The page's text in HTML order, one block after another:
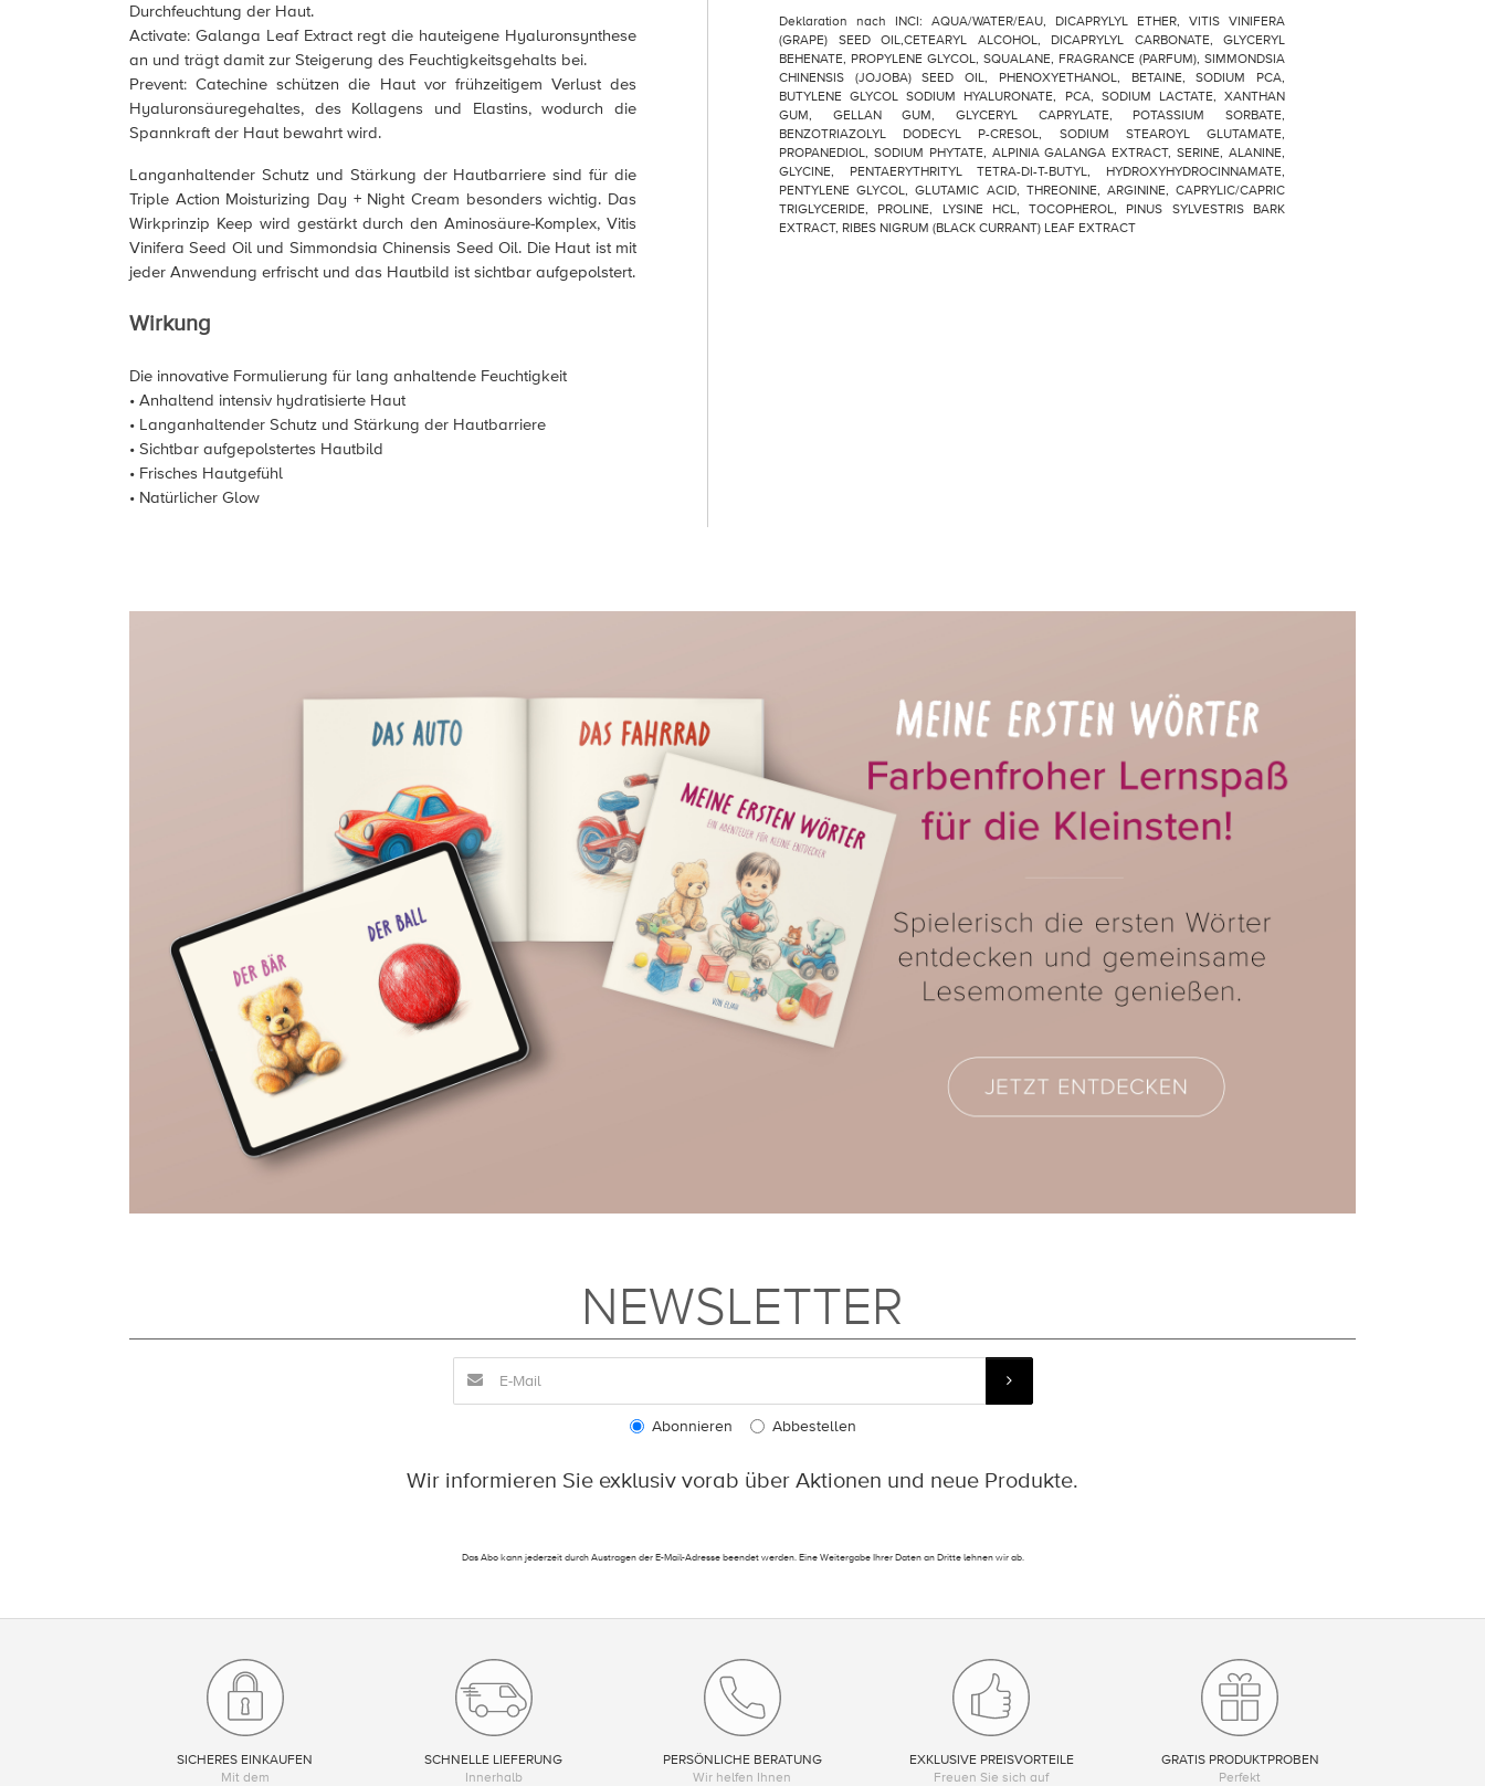
Durchfeuchtung der Haut.
Activate: Galanga Leaf Extract regt die hauteigene Hyaluronsynthese
an und trägt damit zur Steigerung des Feuchtigkeitsgehalts bei.
Prevent: Catechine schützen die Haut vor frühzeitigem Verlust des
Hyaluronsäuregehaltes, des Kollagens und Elastins, wodurch die
Spannkraft der Haut bewahrt wird.
Langanhaltender Schutz und Stärkung der Hautbarriere sind für die
Triple Action Moisturizing Day + Night Cream besonders wichtig. Das
Wirkprinzip Keep wird gestärkt durch den Aminosäure-Komplex, Vitis
Vinifera Seed Oil und Simmondsia Chinensis Seed Oil. Die Haut ist mit
jeder Anwendung erfrischt und das Hautbild ist sichtbar aufgepolstert.
Wirkung
Die innovative Formulierung für lang anhaltende Feuchtigkeit
• Anhaltend intensiv hydratisierte Haut
• Langanhaltender Schutz und Stärkung der Hautbarriere
• Sichtbar aufgepolstertes Hautbild
• Frisches Hautgefühl
• Natürlicher Glow
Deklaration nach INCI: AQUA/WATER/EAU, DICAPRYLYL ETHER, VITIS VINIFERA
(GRAPE) SEED OIL,CETEARYL ALCOHOL, DICAPRYLYL CARBONATE, GLYCERYL
BEHENATE, PROPYLENE GLYCOL, SQUALANE, FRAGRANCE (PARFUM), SIMMONDSIA
CHINENSIS (JOJOBA) SEED OIL, PHENOXYETHANOL, BETAINE, SODIUM PCA,
BUTYLENE GLYCOL SODIUM HYALURONATE, PCA, SODIUM LACTATE, XANTHAN
GUM, GELLAN GUM, GLYCERYL CAPRYLATE, POTASSIUM SORBATE,
BENZOTRIAZOLYL DODECYL P-CRESOL, SODIUM STEAROYL GLUTAMATE,
PROPANEDIOL, SODIUM PHYTATE, ALPINIA GALANGA EXTRACT, SERINE, ALANINE,
GLYCINE, PENTAERYTHRITYL TETRA-DI-T-BUTYL, HYDROXYHYDROCINNAMATE,
PENTYLENE GLYCOL, GLUTAMIC ACID, THREONINE, ARGININE, CAPRYLIC/CAPRIC
TRIGLYCERIDE, PROLINE, LYSINE HCL, TOCOPHEROL, PINUS SYLVESTRIS BARK
EXTRACT, RIBES NIGRUM (BLACK CURRANT) LEAF EXTRACT
NEWSLETTER
Abonnieren Abbestellen
Wir informieren Sie exklusiv vorab über Aktionen und neue Produkte.
Das Abo kann jederzeit durch Austragen der E-Mail-Adresse beendet werden. Eine Weitergabe Ihrer Daten an Dritte lehnen wir ab.
SICHERES EINKAUFEN
Mit dem
SCHNELLE LIEFERUNG
Innerhalb
PERSÖNLICHE BERATUNG
Wir helfen Ihnen
EXKLUSIVE PREISVORTEILE
Freuen Sie sich auf
GRATIS PRODUKTPROBEN
Perfekt